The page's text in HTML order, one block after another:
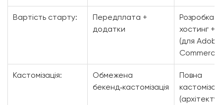
Вартість старту:
Передплата +
додатки
Розробка +
хостинг +
(для Adobe
Commerce)
Кастомізація:
Обмежена
бекенд‑кастомізація
Повна